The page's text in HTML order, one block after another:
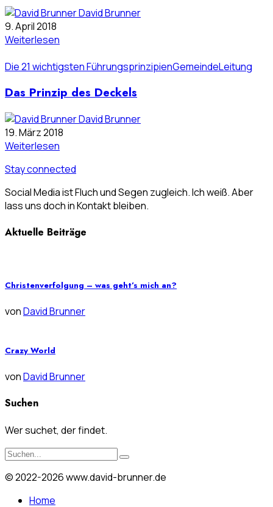
David Brunner
9. April 2018
Weiterlesen
Die 21 wichtigsten FührungsprinzipienGemeindeLeitung
Das Prinzip des Deckels
David Brunner
19. März 2018
Weiterlesen
Stay connected
Social Media ist Fluch und Segen zugleich. Ich weiß. Aber
lass uns doch in Kontakt bleiben.
Aktuelle Beiträge
Christenverfolgung – was geht’s mich an?
vonDavid Brunner
Crazy World
vonDavid Brunner
Suchen
Wer suchet, der findet.
© 2022-2026 www.david-brunner.de
Home